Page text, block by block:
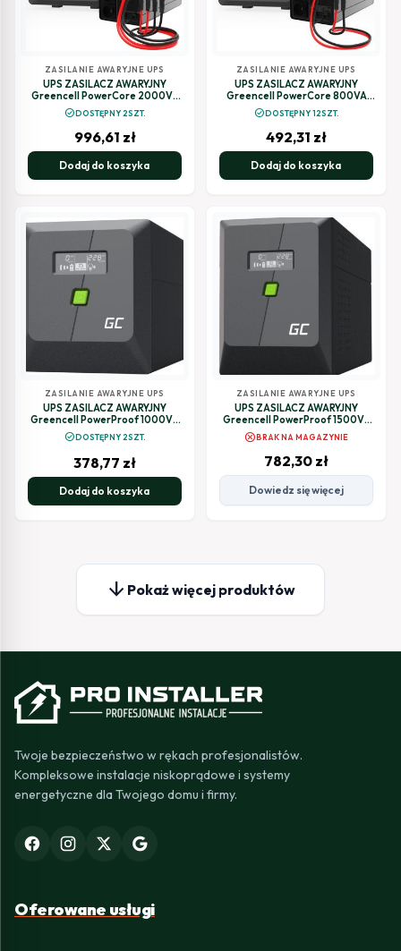
ZASILANIE AWARYJNE UPS
UPS ZASILACZ AWARYJNY
Greencell PowerCore 2000VA
1200W AVR 24VDC LCD
check_circleDOSTĘPNY 2SZT.
996,61 zł
Dodaj do koszyka
ZASILANIE AWARYJNE UPS
UPS ZASILACZ AWARYJNY
Greencell PowerCore 800VA
500W AVR 12VDC LCD
check_circleDOSTĘPNY 12SZT.
492,31 zł
Dodaj do koszyka
ZASILANIE AWARYJNE UPS
UPS ZASILACZ AWARYJNY
Greencell PowerProof 1000VA
check_circleDOSTĘPNY 2SZT.
378,77 zł
Dodaj do koszyka
ZASILANIE AWARYJNE UPS
UPS ZASILACZ AWARYJNY
Greencell PowerProof 1500VA
1050W LCD CZYSTA SINUSOIDA
cancelBRAK NA MAGAZYNIE
782,30 zł
Dowiedz się więcej
arrow_downward Pokaż więcej produktów
Twoje bezpieczeństwo w rękach profesjonalistów.
Kompleksowe instalacje niskoprądowe i systemy
energetyczne dla Twojego domu i firmy.
Oferowane usługi